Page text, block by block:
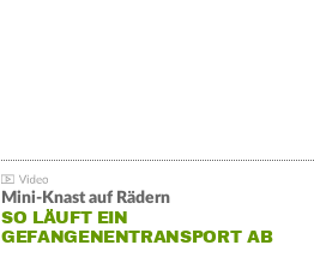
Mini-Knast auf Rädern
SO LÄUFT EIN
GEFANGENENTRANSPORT AB